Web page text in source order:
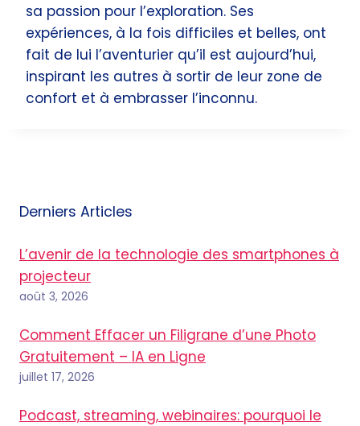
sa passion pour l’exploration. Ses
expériences, à la fois difficiles et belles, ont
fait de lui l’aventurier qu’il est aujourd’hui,
inspirant les autres à sortir de leur zone de
confort et à embrasser l’inconnu.
Derniers Articles
L’avenir de la technologie des smartphones à
projecteur
août 3, 2026
Comment Effacer un Filigrane d’une Photo
Gratuitement – IA en Ligne
juillet 17, 2026
Podcast, streaming, webinaires: pourquoi le